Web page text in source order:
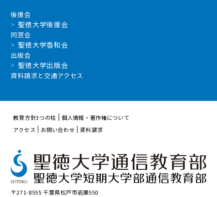
後援会
聖徳大学後援会
同窓会
聖徳大学香和会
出版会
聖徳大学出版会
資料請求と交通アクセス
〒271-8555 千葉県松戸市岩瀬550
教育方針3つの柱
個人情報・著作権について
アクセス
お問い合わせ 資料請求